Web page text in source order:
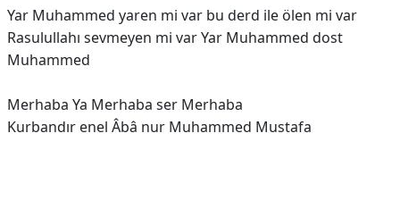
Yar Muhammed yaren mi var bu derd ile ölen mi var
Rasulullahı sevmeyen mi var Yar Muhammed dost
Muhammed
Merhaba Ya Merhaba ser Merhaba
Kurbandır enel Âbâ nur Muhammed Mustafa